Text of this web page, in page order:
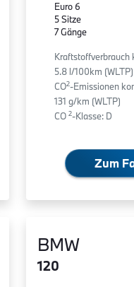
Euro 6
5 Sitze
7 Gänge
Kraftstoffverbrauch
5.8 l/100km (WLTP)
CO2-Emissionen
131 g/km (WLTP)
CO 2-Klasse: D
Zum
BMW
120